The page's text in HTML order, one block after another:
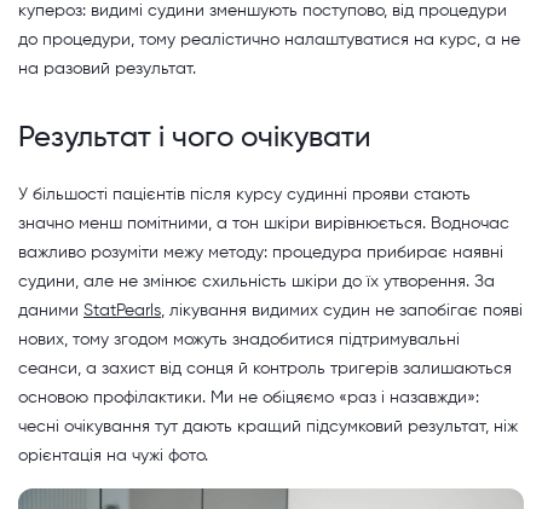
купероз: видимі судини зменшують поступово, від процедури
до процедури, тому реалістично налаштуватися на курс, а не
на разовий результат.
Результат і чого очікувати
У більшості пацієнтів після курсу судинні прояви стають
значно менш помітними, а тон шкіри вирівнюється. Водночас
важливо розуміти межу методу: процедура прибирає наявні
судини, але не змінює схильність шкіри до їх утворення. За
даними StatPearls, лікування видимих судин не запобігає появі
нових, тому згодом можуть знадобитися підтримувальні
сеанси, а захист від сонця й контроль тригерів залишаються
основою профілактики. Ми не обіцяємо «раз і назавжди»:
чесні очікування тут дають кращий підсумковий результат, ніж
орієнтація на чужі фото.